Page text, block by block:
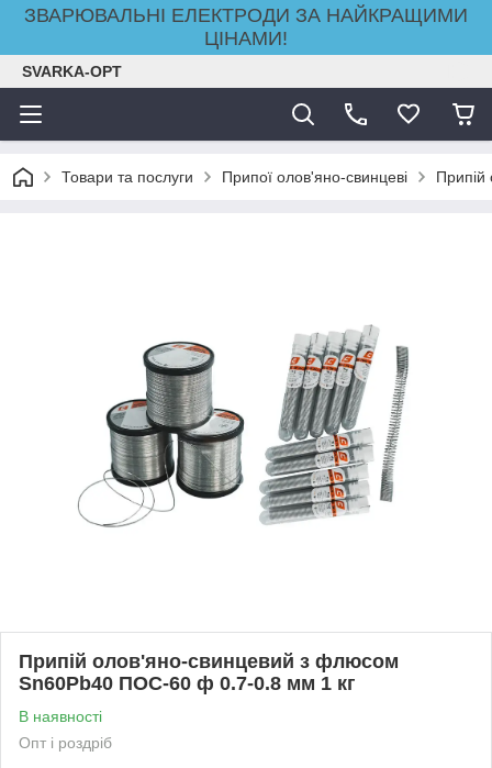
ЗВАРЮВАЛЬНІ ЕЛЕКТРОДИ ЗА НАЙКРАЩИМИ
ЦІНАМИ!
SVARKA-OPT
Товари та послуги Припої олов'яно-свинцеві
Припій олов'яно-свинцевий з флюсом
Sn60Pb40 ПОС-60 ф 0.7-0.8 мм 1 кг
В наявності
Опт і роздріб